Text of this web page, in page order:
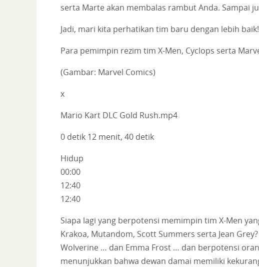
serta Marte akan membalas rambut Anda. Sampai
Jadi, mari kita perhatikan tim baru dengan lebih baik!
Para pemimpin rezim tim X-Men, Cyclops serta
(Gambar: Marvel Comics)
x
Mario Kart DLC Gold Rush.mp4
0 detik 12 menit, 40 detik
Hidup
00:00
12:40
12:40
Siapa lagi yang berpotensi memimpin tim X-Men
Krakoa, Mutandom, Scott Summers serta Jean
Wolverine … dan Emma Frost … dan berpotensi
menunjukkan bahwa dewan damai memiliki